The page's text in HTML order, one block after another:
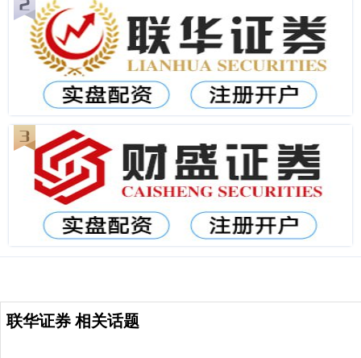
联华证券 相关话题